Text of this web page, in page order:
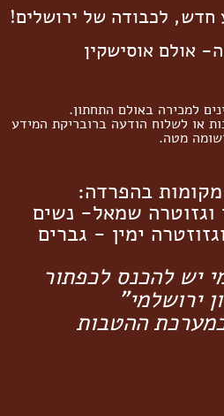
חדש, לכבודה של ירושלים!
אולם אוסישקין
למכירה באולם התחתון.
או לשלוח הודעה ברובריקת המידע
מטה.
מקומות בהפרדה:
וגזוטרה שמאל- נשים
ימין - גברים
יש להכנס לכפתור
ירושלמי"
ההטבות